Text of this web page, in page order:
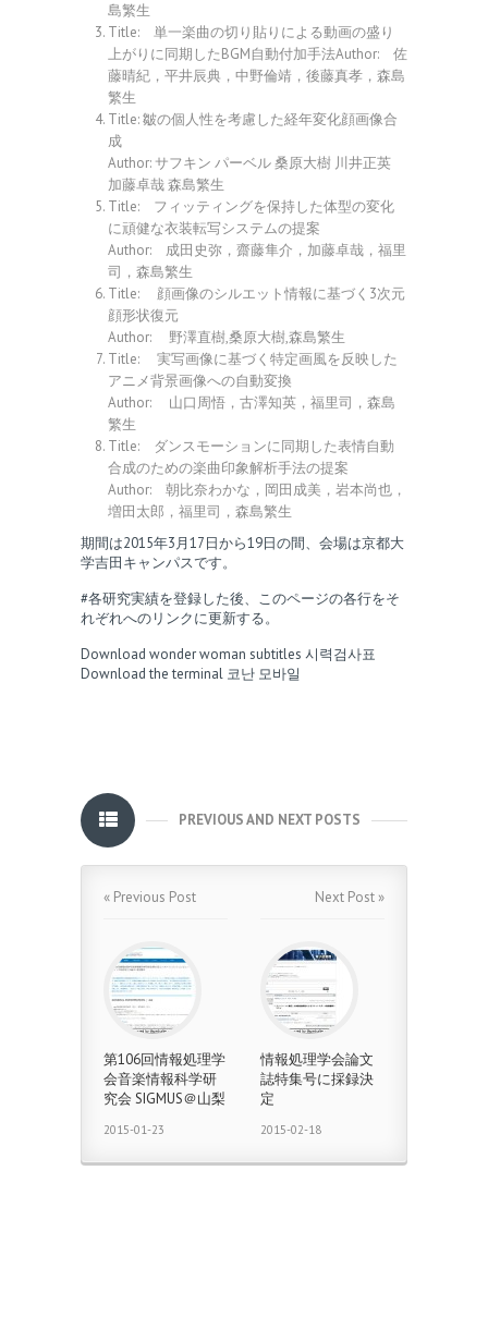
島繁生
Title: 単一楽曲の切り貼りによる動画の盛り
上がりに同期したBGM自動付加手法Author: 佐
藤晴紀，平井辰典，中野倫靖，後藤真孝，森島
繁生
Title: 皺の個人性を考慮した経年変化顔画像合
成
Author: サフキン パーベル 桑原大樹 川井正英
加藤卓哉 森島繁生
Title: フィッティングを保持した体型の変化
に頑健な衣装転写システムの提案
Author: 成田史弥，齋藤隼介，加藤卓哉，福里
司，森島繁生
Title: 顔画像のシルエット情報に基づく3次元
顔形状復元
Author: 野澤直樹,桑原大樹,森島繁生
Title: 実写画像に基づく特定画風を反映した
アニメ背景画像への自動変換
Author: 山口周悟，古澤知英，福里司，森島
繁生
Title: ダンスモーションに同期した表情自動
合成のための楽曲印象解析手法の提案
Author: 朝比奈わかな，岡田成美，岩本尚也，
増田太郎，福里司，森島繁生
期間は2015年3月17日から19日の間、会場は京都大
学吉田キャンパスです。
#各研究実績を登録した後、このページの各行をそ
れぞれへのリンクに更新する。
Download wonder woman subtitles 시력검사표
Download the terminal 코난 모바일
PREVIOUS AND NEXT POSTS
« Previous Post
第106回情報処理学
会音楽情報科学研
究会 SIGMUS＠山梨
2015-01-23
Next Post »
情報処理学会論文
誌特集号に採録決
定
2015-02-18